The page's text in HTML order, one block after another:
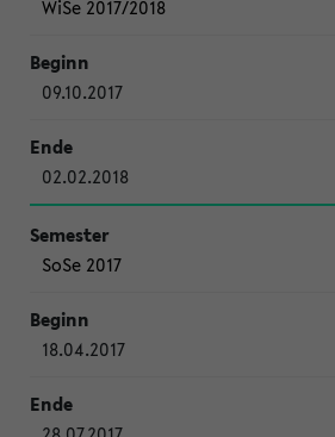
WiSe 2017/2018
09.10.2017
02.02.2018
SoSe 2017
18.04.2017